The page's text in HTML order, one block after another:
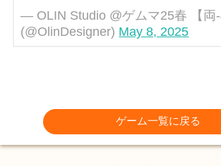
— OLIN Studio @ゲムマ25春 【両-
(@OlinDesigner) May 8, 2025
ゲーム一覧に戻る